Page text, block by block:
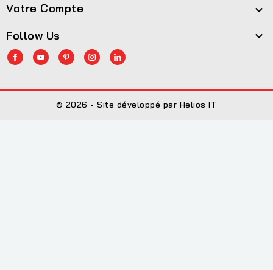
Votre Compte 
Follow Us 
© 2026 - Site développé par Helios IT